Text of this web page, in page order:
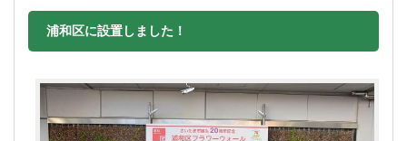
浦和区に設置しました！